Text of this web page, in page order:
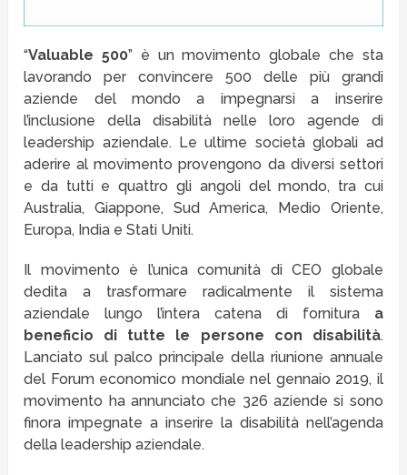
“Valuable 500” è un movimento globale che sta
lavorando per convincere 500 delle più grandi
aziende del mondo a impegnarsi a inserire
l’inclusione della disabilità nelle loro agende di
leadership aziendale. Le ultime società globali ad
aderire al movimento provengono da diversi settori
e da tutti e quattro gli angoli del mondo, tra cui
Australia, Giappone, Sud America, Medio Oriente,
Europa, India e Stati Uniti.
Il movimento è l’unica comunità di CEO globale
dedita a trasformare radicalmente il sistema
aziendale lungo l’intera catena di fornitura a
beneficio di tutte le persone con disabilità.
Lanciato sul palco principale della riunione annuale
del Forum economico mondiale nel gennaio 2019, il
movimento ha annunciato che 326 aziende si sono
finora impegnate a inserire la disabilità nell’agenda
della leadership aziendale.